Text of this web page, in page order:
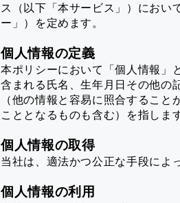
ス（以下「本サービス」）におい
ー」）を定めます。
個人情報の定義
本ポリシーにおいて「個人情報」
含まれる氏名、生年月日その他の
（他の情報と容易に照合するこ
こととなるものも含む）を指します
個人情報の取得
当社は、適法かつ公正な手段によ
個人情報の利用